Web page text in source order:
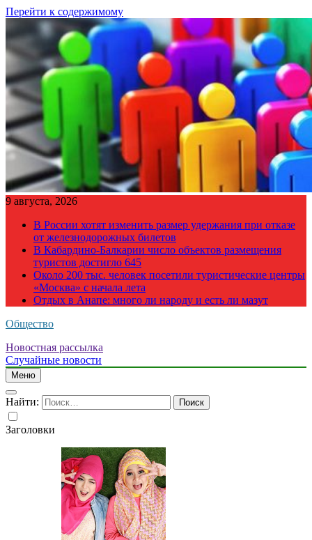
Перейти к содержимому
9 августа, 2026
В России хотят изменить размер удержания при отказе
от железнодорожных билетов
В Кабардино-Балкарии число объектов размещения
туристов достигло 645
Около 200 тыс. человек посетили туристические центры
«Москва» с начала лета
Отдых в Анапе: много ли народу и есть ли мазут
Общество
Новостная рассылка
Случайные новости
Меню
Найти:
Заголовки